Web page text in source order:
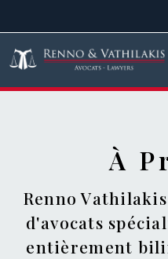
À
Renno
d'avocats
entièrement